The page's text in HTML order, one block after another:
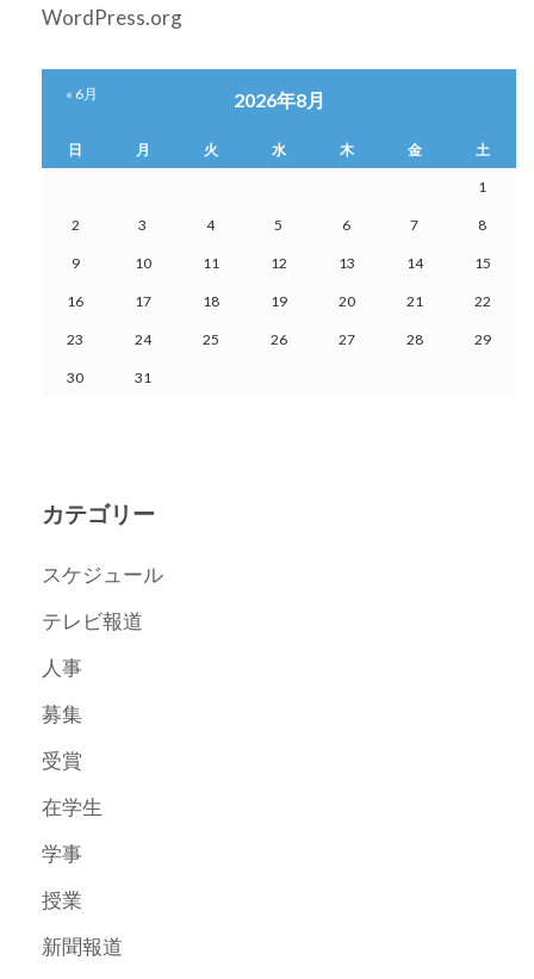
WordPress.org
2026年8月
日 月 火 水 木 金 土
1
2 3 4 5 6 7 8
9 10 11 12 13 14 15
16 17 18 19 20 21 22
23 24 25 26 27 28 29
30 31
« 6月
カテゴリー
スケジュール
テレビ報道
人事
募集
受賞
在学生
学事
授業
新聞報道